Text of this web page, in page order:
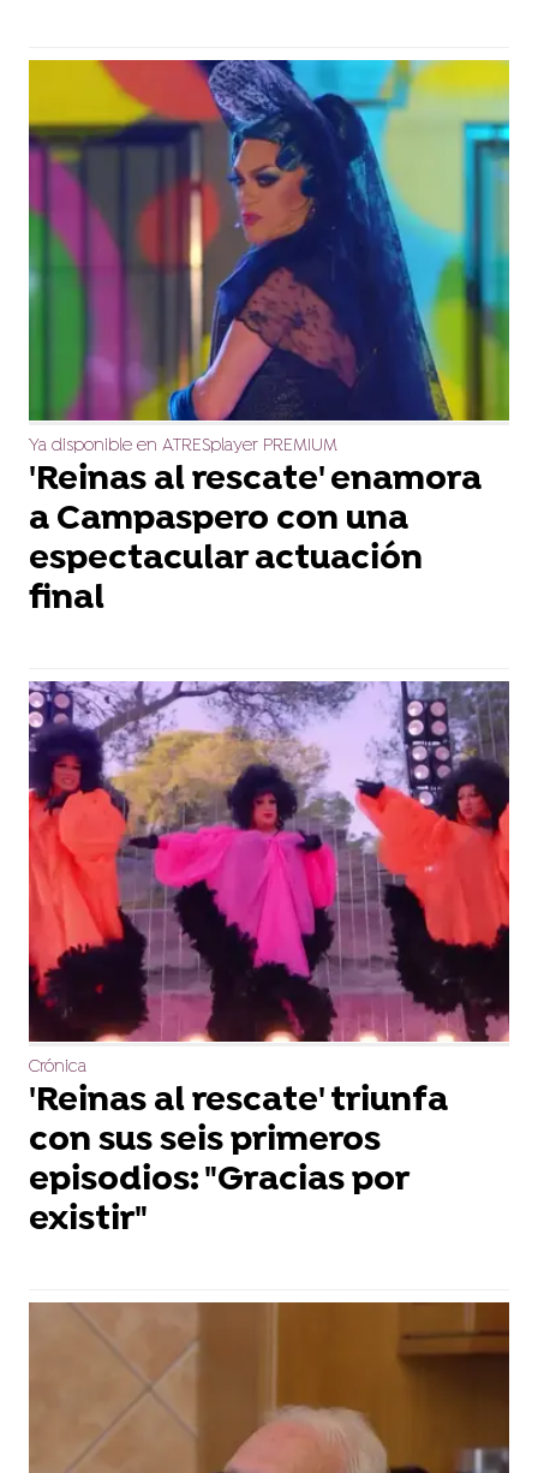
Ya disponible en ATRESplayer PREMIUM
'Reinas al rescate' enamora
a Campaspero con una
espectacular actuación
final
Crónica
'Reinas al rescate' triunfa
con sus seis primeros
episodios: "Gracias por
existir"